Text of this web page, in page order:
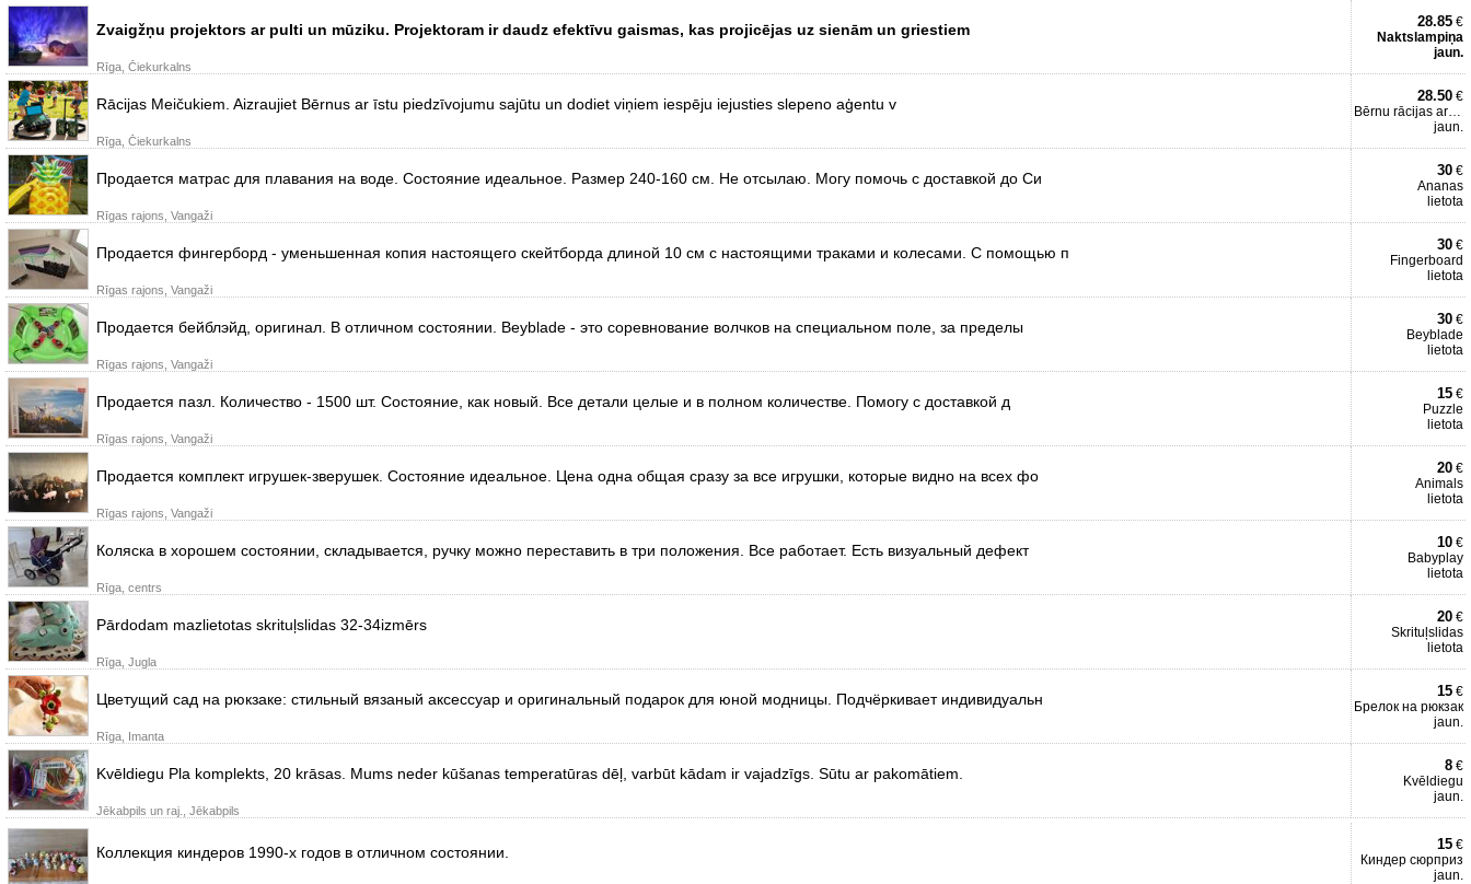
Zvaigžņu projektors ar pulti un mūziku. Projektoram ir daudz efektīvu gaismas, kas projicējas uz sienām un griestiem
Rīga, Čiekurkalns
28.85 €
Naktslampiņa
jaun.
Rācijas Meičukiem. Aizraujiet Bērnus ar īstu piedzīvojumu sajūtu un dodiet viņiem iespēju iejusties slepeno aģentu v
Rīga, Čiekurkalns
28.50 €
Bērnu rācijas ar centrāli
jaun.
Продается матрас для плавания на воде. Состояние идеальное. Размер 240-160 см. Не отсылаю. Могу помочь с доставкой до Си
Rīgas rajons, Vangaži
30 €
Ananas
lietota
Продается фингерборд - уменьшенная копия настоящего скейтборда длиной 10 см с настоящими траками и колесами. С помощью п
Rīgas rajons, Vangaži
30 €
Fingerboard
lietota
Продается бейблэйд, оригинал. В отличном состоянии. Beyblade - это соревнование волчков на специальном поле, за пределы
Rīgas rajons, Vangaži
30 €
Beyblade
lietota
Продается пазл. Количество - 1500 шт. Состояние, как новый. Все детали целые и в полном количестве. Помогу с доставкой д
Rīgas rajons, Vangaži
15 €
Puzzle
lietota
Продается комплект игрушек-зверушек. Состояние идеальное. Цена одна общая сразу за все игрушки, которые видно на всех фо
Rīgas rajons, Vangaži
20 €
Animals
lietota
Коляска в хорошем состоянии, складывается, ручку можно переставить в три положения. Все работает. Есть визуальный дефект
Rīga, centrs
10 €
Babyplay
lietota
Pārdodam mazlietotas skrituļslidas 32-34izmērs
Rīga, Jugla
20 €
Skrituļslidas
lietota
Цветущий сад на рюкзаке: стильный вязаный аксессуар и оригинальный подарок для юной модницы. Подчёркивает индивидуальн
Rīga, Imanta
15 €
Брелок на рюкзак
jaun.
Kvēldiegu Pla komplekts, 20 krāsas. Mums neder kūšanas temperatūras dēļ, varbūt kādam ir vajadzīgs. Sūtu ar pakomātiem.
Jēkabpils un raj., Jēkabpils
8 €
Kvēldiegu
jaun.
Коллекция киндеров 1990-х годов в отличном состоянии. 15 €
Киндер сюрприз
jaun.